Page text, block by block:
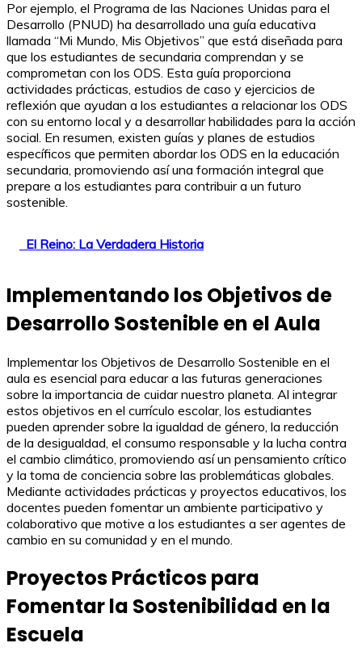
Por ejemplo, el Programa de las Naciones Unidas para el
Desarrollo (PNUD) ha desarrollado una guía educativa
llamada “Mi Mundo, Mis Objetivos” que está diseñada para
que los estudiantes de secundaria comprendan y se
comprometan con los ODS. Esta guía proporciona
actividades prácticas, estudios de caso y ejercicios de
reflexión que ayudan a los estudiantes a relacionar los ODS
con su entorno local y a desarrollar habilidades para la acción
social. En resumen, existen guías y planes de estudios
específicos que permiten abordar los ODS en la educación
secundaria, promoviendo así una formación integral que
prepare a los estudiantes para contribuir a un futuro
sostenible.
El Reino: La Verdadera Historia
Implementando los Objetivos de
Desarrollo Sostenible en el Aula
Implementar los Objetivos de Desarrollo Sostenible en el
aula es esencial para educar a las futuras generaciones
sobre la importancia de cuidar nuestro planeta. Al integrar
estos objetivos en el currículo escolar, los estudiantes
pueden aprender sobre la igualdad de género, la reducción
de la desigualdad, el consumo responsable y la lucha contra
el cambio climático, promoviendo así un pensamiento crítico
y la toma de conciencia sobre las problemáticas globales.
Mediante actividades prácticas y proyectos educativos, los
docentes pueden fomentar un ambiente participativo y
colaborativo que motive a los estudiantes a ser agentes de
cambio en su comunidad y en el mundo.
Proyectos Prácticos para
Fomentar la Sostenibilidad en la
Escuela